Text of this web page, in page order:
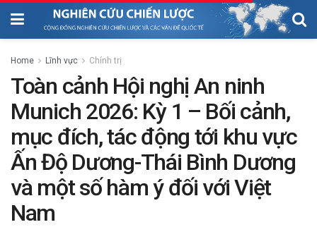
Home Lĩnh vực Chính trị
Toàn cảnh Hội nghị An ninh
Munich 2026: Kỳ 1 – Bối cảnh,
mục đích, tác động tới khu vực
Ấn Độ Dương-Thái Bình Dương
và một số hàm ý đối với Việt
Nam